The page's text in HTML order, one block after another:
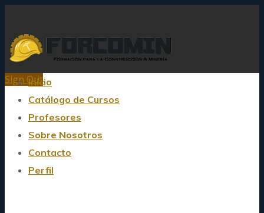
Sign Out
Inicio
Catálogo de Cursos
Profesores
Sobre Nosotros
Contacto
Perfil